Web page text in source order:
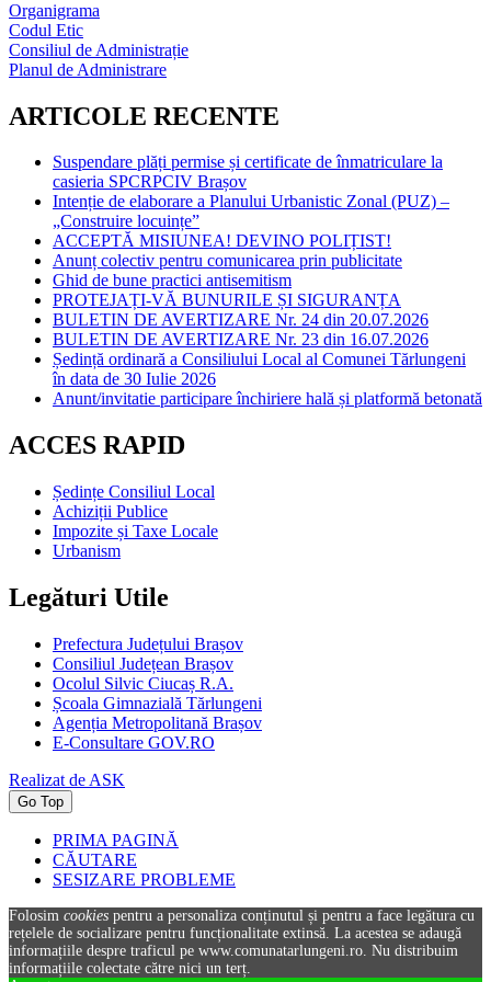
Organigrama
Codul Etic
Consiliul de Administrație
Planul de Administrare
ARTICOLE RECENTE
Suspendare plăți permise și certificate de înmatriculare la
casieria SPCRPCIV Brașov
Intenție de elaborare a Planului Urbanistic Zonal (PUZ) –
„Construire locuințe”
ACCEPTĂ MISIUNEA! DEVINO POLIȚIST!
Anunț colectiv pentru comunicarea prin publicitate
Ghid de bune practici antisemitism
PROTEJAȚI-VĂ BUNURILE ȘI SIGURANȚA
BULETIN DE AVERTIZARE Nr. 24 din 20.07.2026
BULETIN DE AVERTIZARE Nr. 23 din 16.07.2026
Ședință ordinară a Consiliului Local al Comunei Tărlungeni
în data de 30 Iulie 2026
Anunt/invitatie participare închiriere hală și platformă betonată
ACCES RAPID
Ședințe Consiliul Local
Achiziții Publice
Impozite și Taxe Locale
Urbanism
Legături Utile
Prefectura Județului Brașov
Consiliul Județean Brașov
Ocolul Silvic Ciucaș R.A.
Școala Gimnazială Tărlungeni
Agenția Metropolitană Brașov
E-Consultare GOV.RO
Realizat de ASK
Go Top
PRIMA PAGINĂ
CĂUTARE
SESIZARE PROBLEME
Folosim cookies pentru a personaliza conținutul și pentru a face legătura cu
rețelele de socializare pentru funcționalitate extinsă. La acestea se adaugă
informațiile despre traficul pe www.comunatarlungeni.ro. Nu distribuim
informațiile colectate către nici un terț.